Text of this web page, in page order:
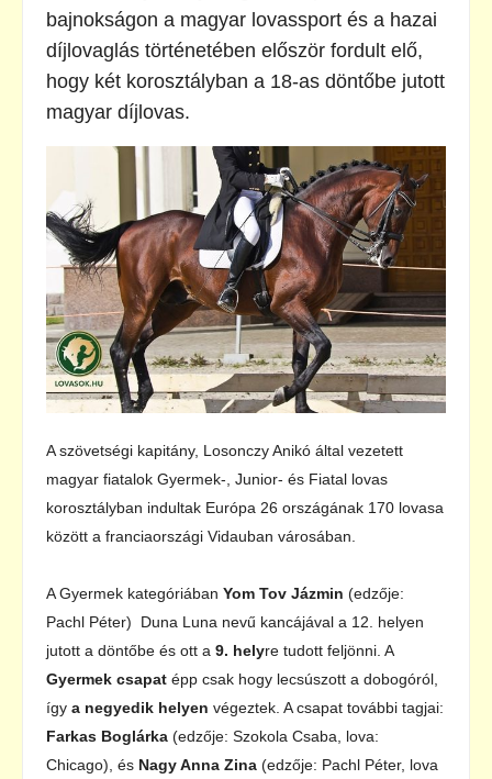
bajnokságon a magyar lovassport és a hazai
díjlovaglás történetében először fordult elő,
hogy két korosztályban a 18-as döntőbe jutott
magyar díjlovas.
A szövetségi kapitány, Losonczy Anikó által vezetett
magyar fiatalok Gyermek-, Junior- és Fiatal lovas
korosztályban indultak Európa 26 országának 170 lovasa
között a franciaországi Vidauban városában.
A Gyermek kategóriában Yom Tov Jázmin (edzője:
Pachl Péter) Duna Luna nevű kancájával a 12. helyen
jutott a döntőbe és ott a 9. helyre tudott feljönni. A
Gyermek csapat épp csak hogy lecsúszott a dobogóról,
így a negyedik helyen végeztek. A csapat további tagjai:
Farkas Boglárka (edzője: Szokola Csaba, lova:
Chicago), és Nagy Anna Zina (edzője: Pachl Péter, lova